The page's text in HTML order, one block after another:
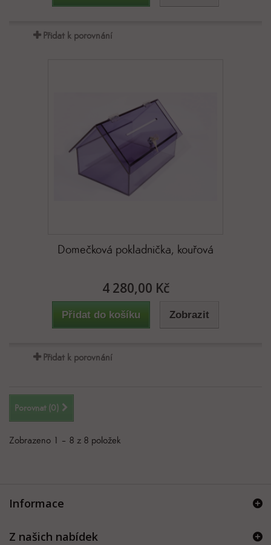
Přidat k porovnání
Domečková pokladnička, kouřová
4 280,00 Kč
Přidat do košíku Zobrazit
Přidat k porovnání
Porovnat (0)
Zobrazeno 1 – 8 z 8 položek
Informace
Z našich nabídek